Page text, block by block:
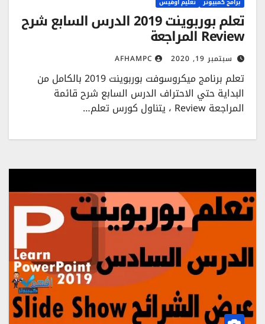
تعلم بوربوينت 2019 الدرس السابع شرح
Review المراجعة
سبتمبر 19, 2020 AFHAMPC
تعلم برنامج ميكروسوفت بوربوينت 2019 بالكامل من
البداية حتي الاحتراف الدرس السابع شرح قائمة
المراجعة Review ، يتناول كورس تعلم…